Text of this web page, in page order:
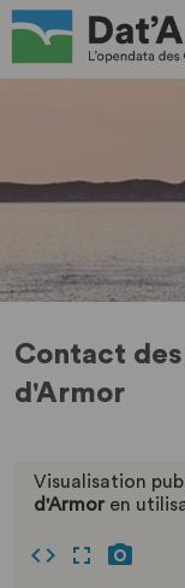
Contact
d'Armor
Visualisation
d'Armor en